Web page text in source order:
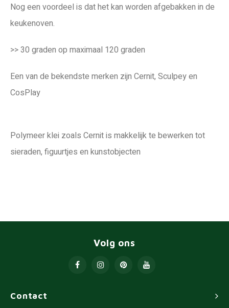
Nog een voordeel is dat het kan worden afgebakken in de
keukenoven.
>> 30 graden op maximaal 120 graden
Een van de bekendste merken zijn Cernit, Sculpey en
CosPlay
Polymeer klei zoals Cernit is makkelijk te bewerken tot
sieraden, figuurtjes en kunstobjecten
Contact
Volg ons